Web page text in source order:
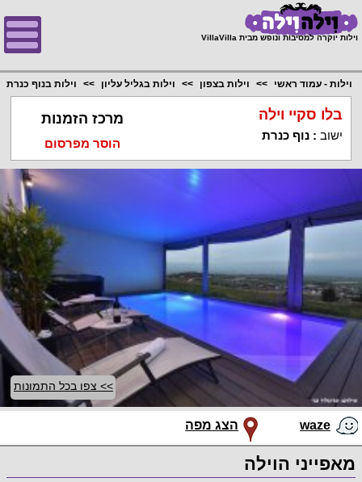
וילות יוקרה למסיבות ונופש מבית VillaVilla
וילות - עמוד ראשי וילות בצפון וילות בגליל עליון וילות בנוף כנרת
בלו סקיי וילה
ישוב :נוף כנרת
מרכז הזמנות
הוסר מפרסום
>> צפו בכל התמונות
waze הצג מפה
מאפייני הוילה